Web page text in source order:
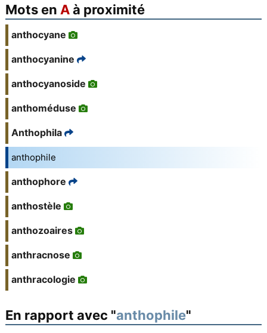
Mots en Aà proximité
anthocyane
anthocyanine
anthocyanoside
anthoméduse
Anthophila
anthophile
anthophore
anthostèle
anthozoaires
anthracnose
anthracologie
En rapport avec "anthophile"